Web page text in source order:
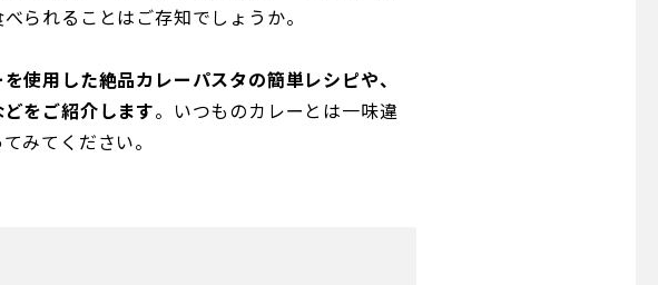
られることはご存知でしょうか。
使用した絶品カレーパスタの簡単レシピや、
をご紹介します。いつものカレーとは一味違
みてください。